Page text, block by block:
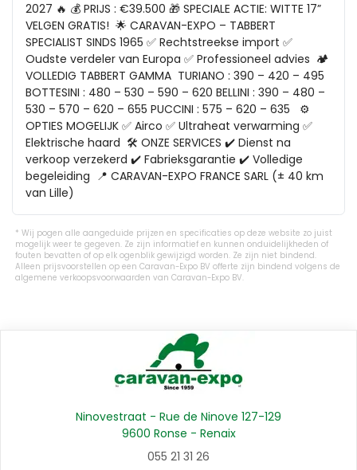
2027 🔥 💰 PRIJS : €39.500 🎁 SPECIALE ACTIE: WITTE 17”
VELGEN GRATIS!  🌟 CARAVAN-EXPO – TABBERT
SPECIALIST SINDS 1965 ✅ Rechtstreekse import ✅
Oudste verdeler van Europa ✅ Professioneel advies  🏕️
VOLLEDIG TABBERT GAMMA  TURIANO : 390 – 420 – 495
BOTTESINI : 480 – 530 – 590 – 620 BELLINI : 390 – 480 –
530 – 570 – 620 – 655 PUCCINI : 575 – 620 – 635   ⚙️
OPTIES MOGELIJK ✅ Airco ✅ Ultraheat verwarming ✅
Elektrische haard  🛠️ ONZE SERVICES ✔️ Dienst na
verkoop verzekerd ✔️ Fabrieksgarantie ✔️ Volledige
begeleiding  📍 CARAVAN-EXPO FRANCE SARL (± 40 km
van Lille)
Wij pogen alle aangeduide prijzen en specificaties op deze website zo juist
mogelijk weer te gegeven. Ze zijn informatief en kunnen onduidelijkheden of
fouten bevatten of op elk ogenblik gewijzigd worden. Ze zijn niet bindend.
Alleen prijsvoorstellen op een Caravan-Expo BV offerte zijn bindend volgens de
algemene verkoopsvoorwaarden van Caravan-Expo BV.
Ninovestraat - Rue de Ninove 127-129
9600 Ronse - Renaix
055 21 31 26